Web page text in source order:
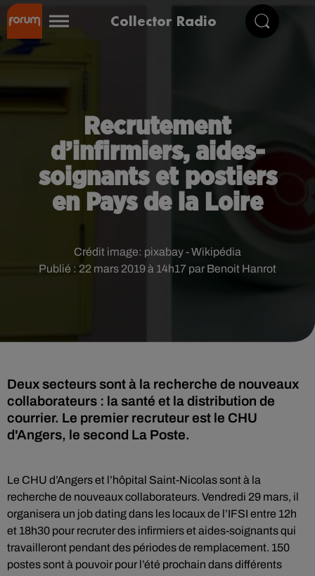
Collector Radio
Recrutement
d’infirmiers, aides-
soignants et postiers
en Pays de la Loire
Publié : 22 mars 2019 à 14h17 par Benoit Hanrot
Crédit image: pixabay - Wikipédia
Deux secteurs sont à la recherche de nouveaux
collaborateurs : la santé et la distribution de
courrier. Le premier recruteur est le CHU
d'Angers, le second La Poste.
Le CHU d’Angers et l’hôpital Saint-Nicolas sont à la
recherche de nouveaux collaborateurs. Vendredi 29 mars, il
organisera un job dating dans les locaux de l’IFSI entre 12h
et 18h30 pour recruter des infirmiers et aides-soignants qui
travailleront pendant des périodes de remplacement. 150
postes sont à pouvoir pour l’été prochain dans différents